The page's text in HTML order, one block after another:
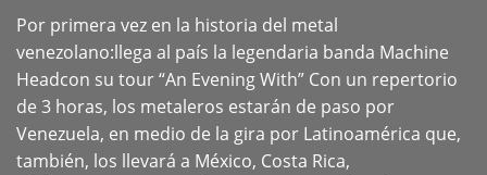
Por primera vez en la historia del metal
venezolano:llega al país la legendaria banda Machine
Headcon su tour “An Evening With” Con un repertorio
de 3 horas, los metaleros estarán de paso por
Venezuela, en medio de la gira por Latinoamérica que,
también, los llevará a México, Costa Rica,
+